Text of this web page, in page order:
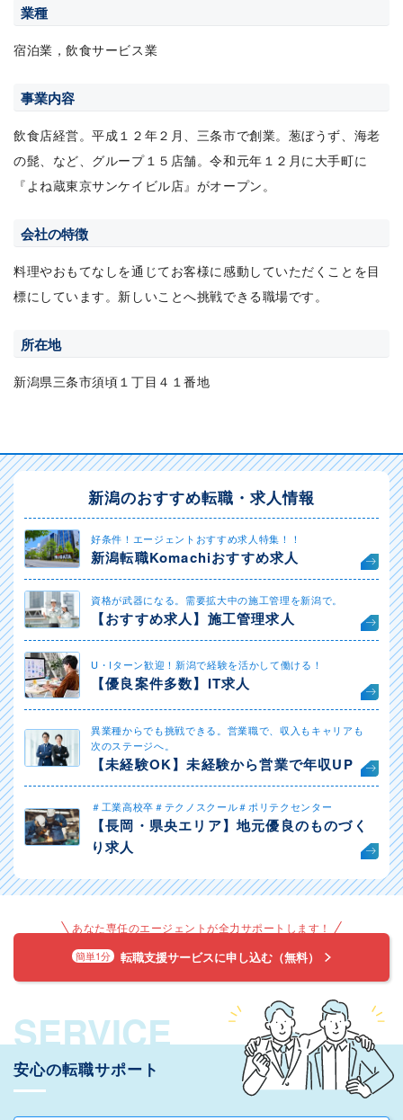
業種
宿泊業，飲食サービス業
事業内容
飲食店経営。平成１２年２月、三条市で創業。葱ぼうず、海老
の髭、など、グループ１５店舗。令和元年１２月に大手町に
『よね蔵東京サンケイビル店』がオープン。
会社の特徴
料理やおもてなしを通じてお客様に感動していただくことを目
標にしています。新しいことへ挑戦できる職場です。
所在地
新潟県三条市須頃１丁目４１番地
新潟のおすすめ転職・求人情報
好条件！エージェントおすすめ求人特集！！
新潟転職Komachiおすすめ求人
資格が武器になる。需要拡大中の施工管理を新潟で。
【おすすめ求人】施工管理求人
U・Iターン歓迎！新潟で経験を活かして働ける！
【優良案件多数】IT求人
異業種からでも挑戦できる。営業職で、収入もキャリアも
次のステージへ。
【未経験OK】未経験から営業で年収UP
＃工業高校卒＃テクノスクール＃ポリテクセンター
【長岡・県央エリア】地元優良のものづく
り求人
あなた専任のエージェントが全力サポートします！
簡単1分 転職支援サービスに申し込む（無料）
SERVICE
安心の転職サポート